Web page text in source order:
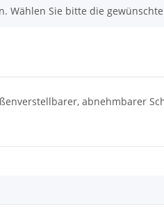
Wählen Sie bitte die
abnehmbarer